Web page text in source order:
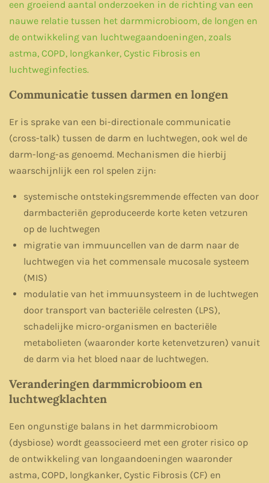
een groeiend aantal onderzoeken in de richting van een
nauwe relatie tussen het darmmicrobioom, de longen en
de ontwikkeling van luchtwegaandoeningen, zoals
astma, COPD, longkanker, Cystic Fibrosis en
luchtweginfecties.
Communicatie tussen darmen en longen
Er is sprake van een bi-directionale communicatie
(cross-talk) tussen de darm en luchtwegen, ook wel de
darm-long-as genoemd. Mechanismen die hierbij
waarschijnlijk een rol spelen zijn:
systemische ontstekingsremmende effecten van door
darmbacteriën geproduceerde korte keten vetzuren
op de luchtwegen
migratie van immuuncellen van de darm naar de
luchtwegen via het commensale mucosale systeem
(MIS)
modulatie van het immuunsysteem in de luchtwegen
door transport van bacteriële celresten (LPS),
schadelijke micro-organismen en bacteriële
metabolieten (waaronder korte ketenvetzuren) vanuit
de darm via het bloed naar de luchtwegen.
Veranderingen darmmicrobioom en
luchtwegklachten
Een ongunstige balans in het darmmicrobioom
(dysbiose) wordt geassocieerd met een groter risico op
de ontwikkeling van longaandoeningen waaronder
astma, COPD, longkanker, Cystic Fibrosis (CF) en